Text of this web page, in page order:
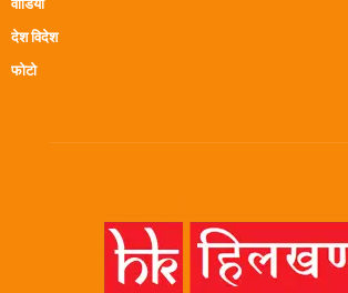
देश विदेश
फोटो